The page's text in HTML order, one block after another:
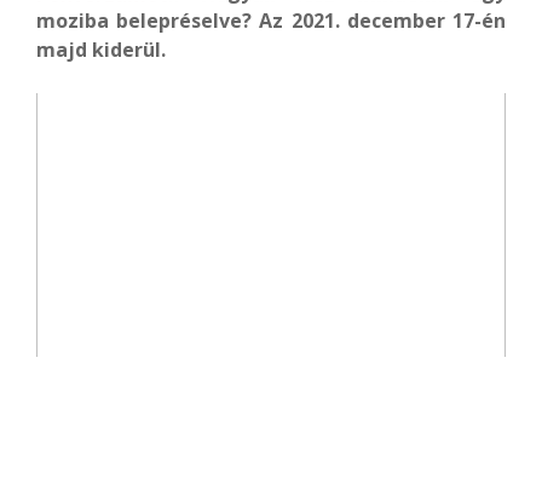
moziba belepréselve? Az 2021. december 17-én
majd kiderül.